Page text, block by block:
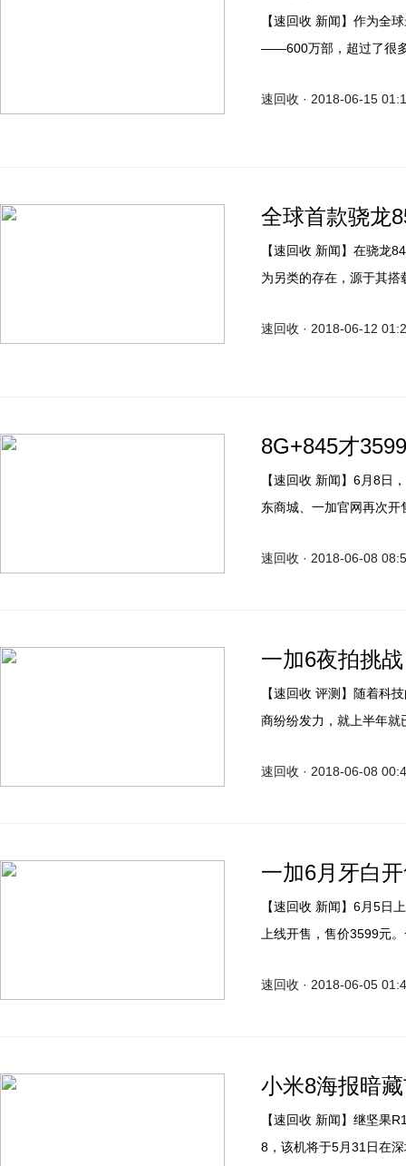
【速回收 新闻】作为全球最好的拍照手机，华为近日公布了其两个月半的出货量
——600万部，超过了很
速回收 · 2018-06-15
全球首款骁龙
【速回收 新闻】在骁龙845旗舰机中，华硕于台北电脑展发布的ROG Phone是个颇
为另类的存在，源于其搭
速回收 · 2018-06-12
8G+845才
【速回收 新闻】6月8日，一加官方宣布，一加6月牙白将于6月10日上午10点在京
东商城、一加官网再次
速回收 · 2018-06-08
一加6夜拍挑
【速回收 评测】随着科技的不断发展，智能手机市场的竞争愈发激烈，今年各大厂
商纷纷发力，就上半年
速回收 · 2018-06-08
一加6月牙白
【速回收 新闻】6月5日上午十点，一加6月牙白（8GB RAM+128GB ROM）正式
上线开售，售价3599元
的手感温润细腻。一加6
速回收 · 2018-06-05
小米8海报暗
【速回收 新闻】继坚果R1和一加6之后，小米也将在本月发布重磅旗舰——小米
8，该机将于5月31日在